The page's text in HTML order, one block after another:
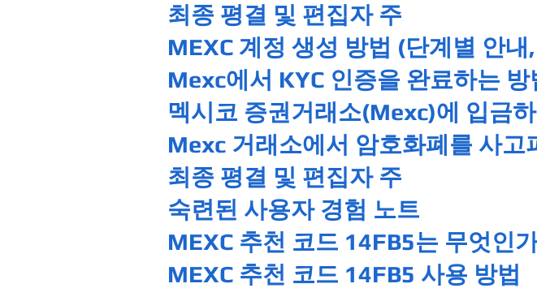
최종 평결 및 편집자 주
MEXC 계정 생성 방법 (단계별 안내
Mexc에서 KYC 인증을 완료하는
멕시코 증권거래소(Mexc)에 입금
Mexc 거래소에서 암호화폐를 사고
최종 평결 및 편집자 주
숙련된 사용자 경험 노트
MEXC 추천 코드 14FB5는 무엇인
MEXC 추천 코드 14FB5 사용 방법